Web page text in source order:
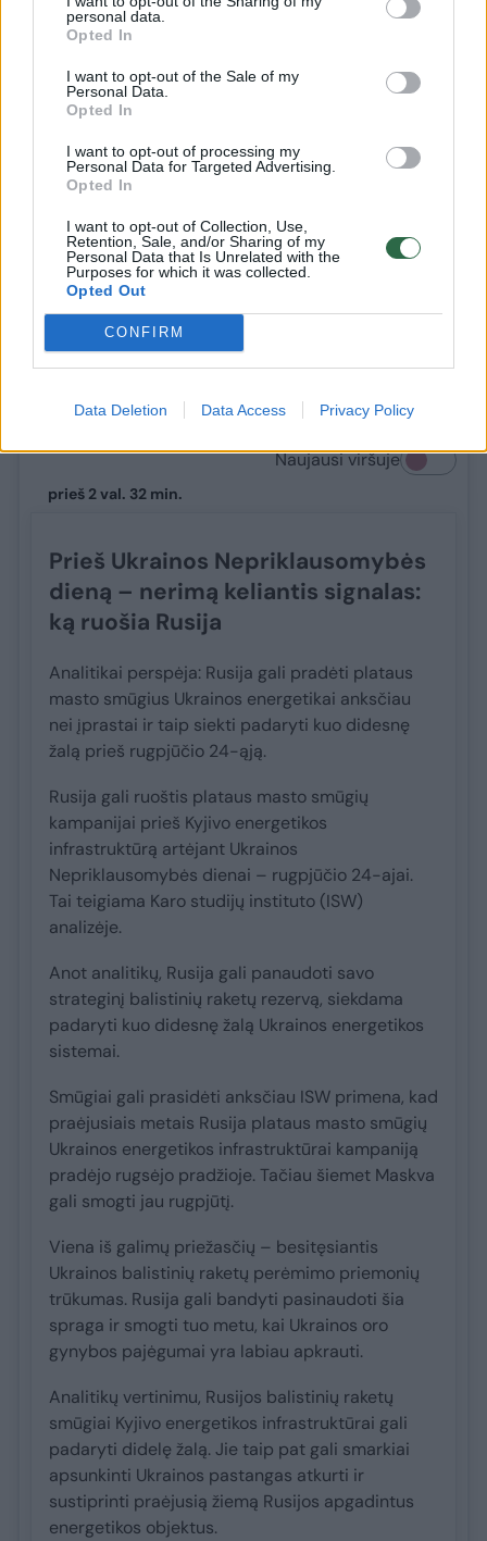
personal data.
Opted In
I want to opt-out of the Sale of my
Personal Data.
Opted In
I want to opt-out of processing my
Personal Data for Targeted Advertising.
Opted In
I want to opt-out of Collection, Use,
Retention, Sale, and/or Sharing of my
Personal Data that Is Unrelated with the
Purposes for which it was collected.
Opted Out
CONFIRM
Data Deletion Data Access Privacy Policy
galimybę priešintis represijų stiprinimui, kuris
gali sumažinti visuomenės paramą V. Putinui.
Sekite svarbiausias karo Ukrainoje naujienas
Lrytas.​​​
GYVAI
Karas Ukrainoje. Rugpjūčio 9-osios
naujienos
Naujausi viršuje
prieš 2 val. 32 min.
Prieš Ukrainos Nepriklausomybės
dieną – nerimą keliantis signalas:
ką ruošia Rusija
Analitikai perspėja: Rusija gali pradėti plataus
masto smūgius Ukrainos energetikai anksčiau
nei įprastai ir taip siekti padaryti kuo didesnę
žalą prieš rugpjūčio 24-ąją.
Rusija gali ruoštis plataus masto smūgių
kampanijai prieš Kyjivo energetikos
infrastruktūrą artėjant Ukrainos
Nepriklausomybės dienai – rugpjūčio 24-ajai.
Tai teigiama Karo studijų instituto (ISW)
analizėje.
Anot analitikų, Rusija gali panaudoti savo
strateginį balistinių raketų rezervą, siekdama
padaryti kuo didesnę žalą Ukrainos energetikos
sistemai.
Smūgiai gali prasidėti anksčiau ISW primena, kad
praėjusiais metais Rusija plataus masto smūgių
Ukrainos energetikos infrastruktūrai kampaniją
pradėjo rugsėjo pradžioje. Tačiau šiemet Maskva
gali smogti jau rugpjūtį.
Viena iš galimų priežasčių – besitęsiantis
Ukrainos balistinių raketų perėmimo priemonių
trūkumas. Rusija gali bandyti pasinaudoti šia
spraga ir smogti tuo metu, kai Ukrainos oro
gynybos pajėgumai yra labiau apkrauti.
Analitikų vertinimu, Rusijos balistinių raketų
smūgiai Kyjivo energetikos infrastruktūrai gali
padaryti didelę žalą. Jie taip pat gali smarkiai
apsunkinti Ukrainos pastangas atkurti ir
sustiprinti praėjusią žiemą Rusijos apgadintus
energetikos objektus.